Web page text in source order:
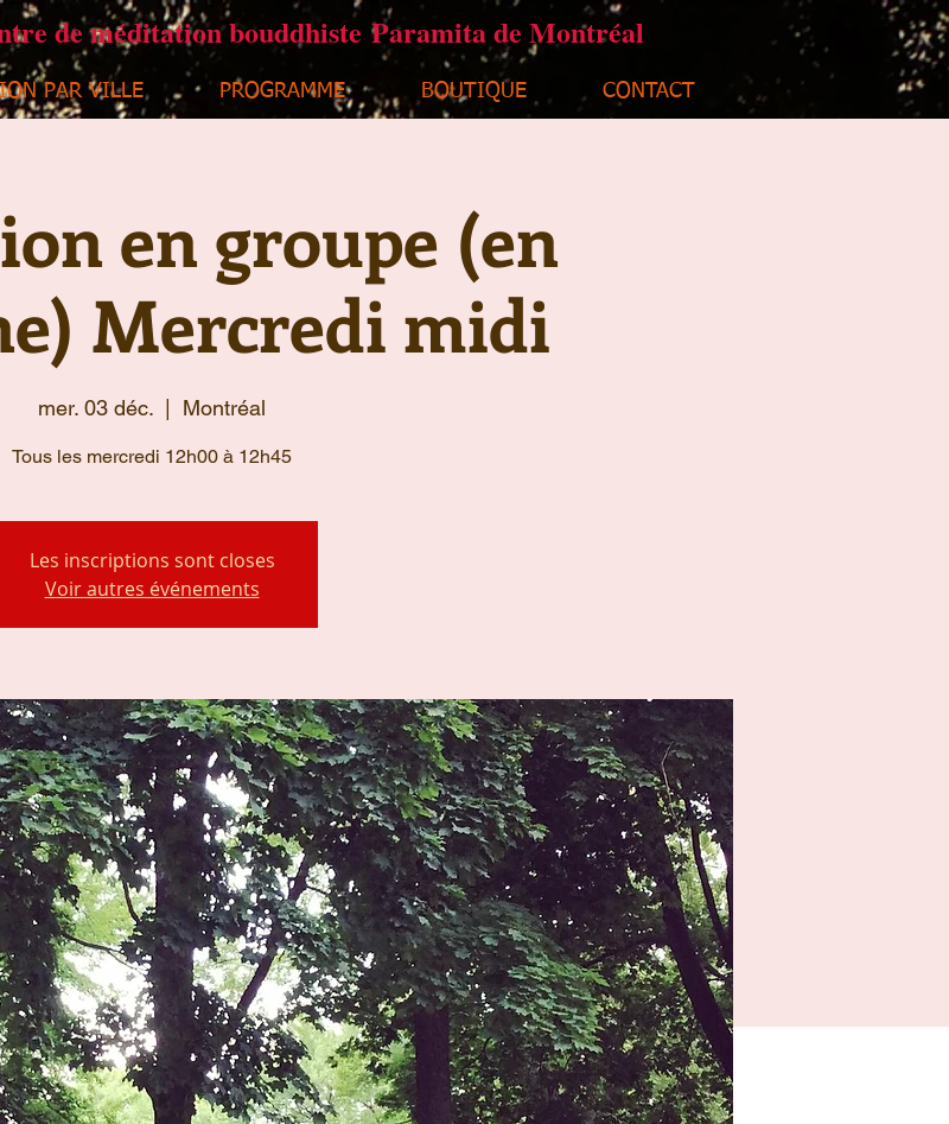
de méditation bouddhiste Paramita de Montréal
PAR VILLE PROGRAMME BOUTIQUE CONTACT
en groupe (en
Mercredi midi
mer. 03 déc. Montréal
Tous les mercredi 12h00 à 12h45
Les inscriptions sont closes
Voir autres événements